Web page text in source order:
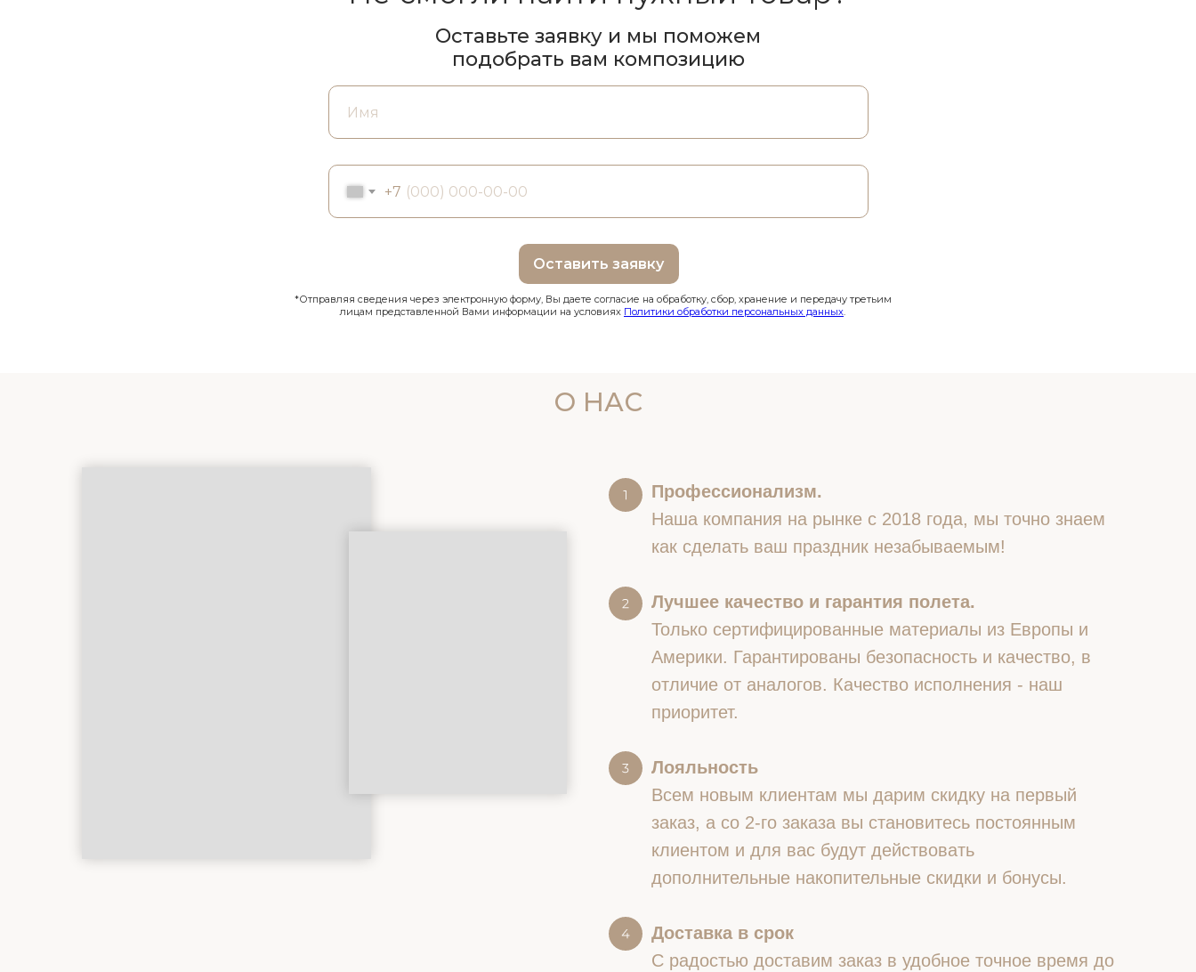
+7
Оставить заявку
Оставьте заявку и мы поможем
подобрать вам композицию
*Отправляя сведения через электронную форму, Вы даете согласие на обработку, сбор, хранение и передачу третьим
лицам представленной Вами информации на условиях Политики обработки персональных данных.
О НАС
Профессионализм.
Наша компания на рынке с 2018 года, мы точно знаем
как сделать ваш праздник незабываемым!
Лучшее качество и гарантия полета.
Только сертифицированные материалы из Европы и
Америки. Гарантированы безопасность и качество, в
отличие от аналогов. Качество исполнения - наш
приоритет.
Лояльность
Всем новым клиентам мы дарим скидку на первый
заказ, а со 2-го заказа вы становитесь постоянным
клиентом и для вас будут действовать
дополнительные накопительные скидки и бонусы.
Доставка в срок
С радостью доставим заказ в удобное точное время до